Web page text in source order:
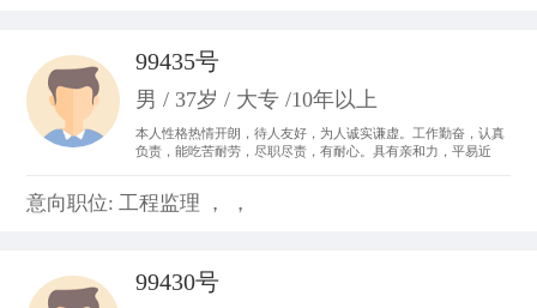
99435号
男 / 37岁 / 大专 /10年以上
本人性格热情开朗，待人友好，为人诚实谦虚。工作勤奋，认真
负责，能吃苦耐劳，尽职尽责，有耐心。具有亲和力，平易近
的精神，并从工作中体会到乐趣，尽心尽力。
意向职位: 工程监理 ， ，
99430号